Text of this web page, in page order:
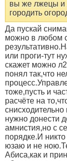
вы же лжецы и
городить
Да пускай
можно в любом
или проги-тут
скажет можно
понял так,что
тоже,пусть и
расчёте на
нужно донести
амнистия,но с
порядке.И
юзаю и не
Абиса,как и